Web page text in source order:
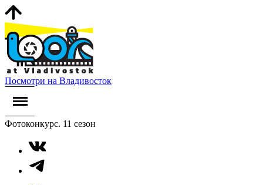
Посмотри на Владивосток
Фотоконкурс. 11 сезон